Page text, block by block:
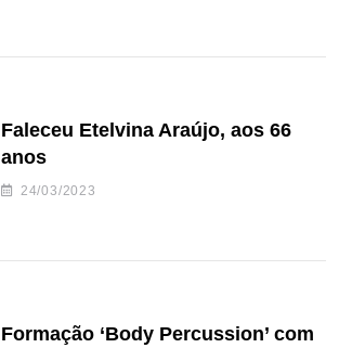
Faleceu Etelvina Araújo, aos 66
anos
24/03/2023
Formação ‘Body Percussion’ com